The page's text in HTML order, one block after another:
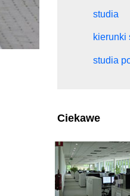
studia
kierunki
studia
Ciekawe